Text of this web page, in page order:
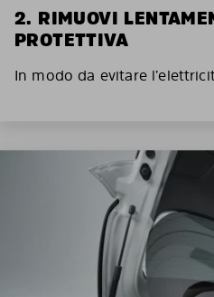
2. RIMUOVI
PROTETTIVA
In modo da evitare